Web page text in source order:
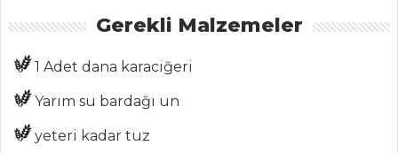
Çorbası
Çorbalar Tüm
Gerekli Malzemeler
1 Adet dana karaciğeri
Yarım su bardağı un
yeteri kadar tuz